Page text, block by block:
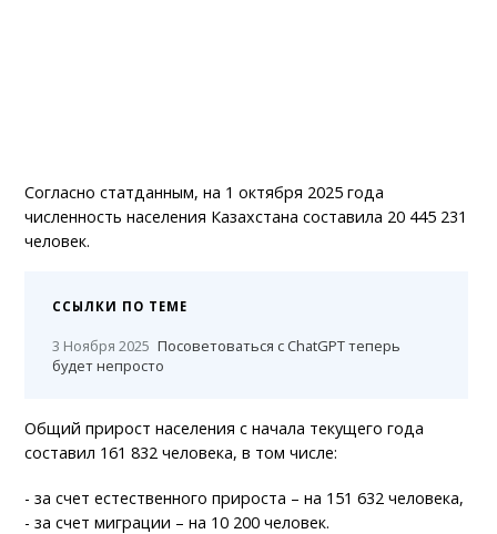
Согласно статданным, на 1 октября 2025 года
численность населения Казахстана составила 20 445 231
человек.
ССЫЛКИ ПО ТЕМЕ
3 Ноября 2025 Посоветоваться с ChatGPT теперь
будет непросто
Общий прирост населения с начала текущего года
составил 161 832 человека, в том числе:
- за счет естественного прироста – на 151 632 человека,
- за счет миграции – на 10 200 человек.